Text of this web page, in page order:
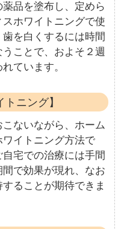
品を塗布し、定めら
ホワイトニングで使
を白くするには時間
ことで、およそ２週
ています。
トニング】
ないながら、ホーム
イトニング方法で
宅での治療には手間
で効果が現れ、なお
ることが期待できま